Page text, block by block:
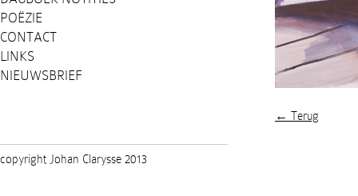
POËZIE
CONTACT
LINKS
NIEUWSBRIEF
← Terug
copyright Johan Clarysse 2013